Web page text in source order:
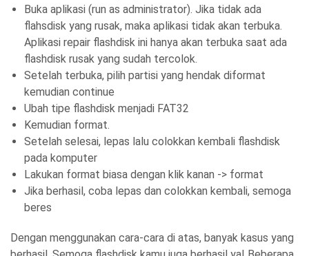
Buka aplikasi (run as administrator). Jika tidak ada
flahsdisk yang rusak, maka aplikasi tidak akan terbuka.
Aplikasi repair flashdisk ini hanya akan terbuka saat ada
flashdisk rusak yang sudah tercolok.
Setelah terbuka, pilih partisi yang hendak diformat
kemudian continue
Ubah tipe flashdisk menjadi FAT32
Kemudian format.
Setelah selesai, lepas lalu colokkan kembali flashdisk
pada komputer
Lakukan format biasa dengan klik kanan -> format
Jika berhasil, coba lepas dan colokkan kembali, semoga
beres
Dengan menggunakan cara-cara di atas, banyak kasus yang